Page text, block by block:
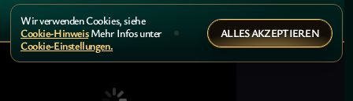
Wir verwenden Cookies, siehe
Cookie-HinweisMehr Infos unter
Cookie-Einstellungen.
ALLES AKZEPTIEREN